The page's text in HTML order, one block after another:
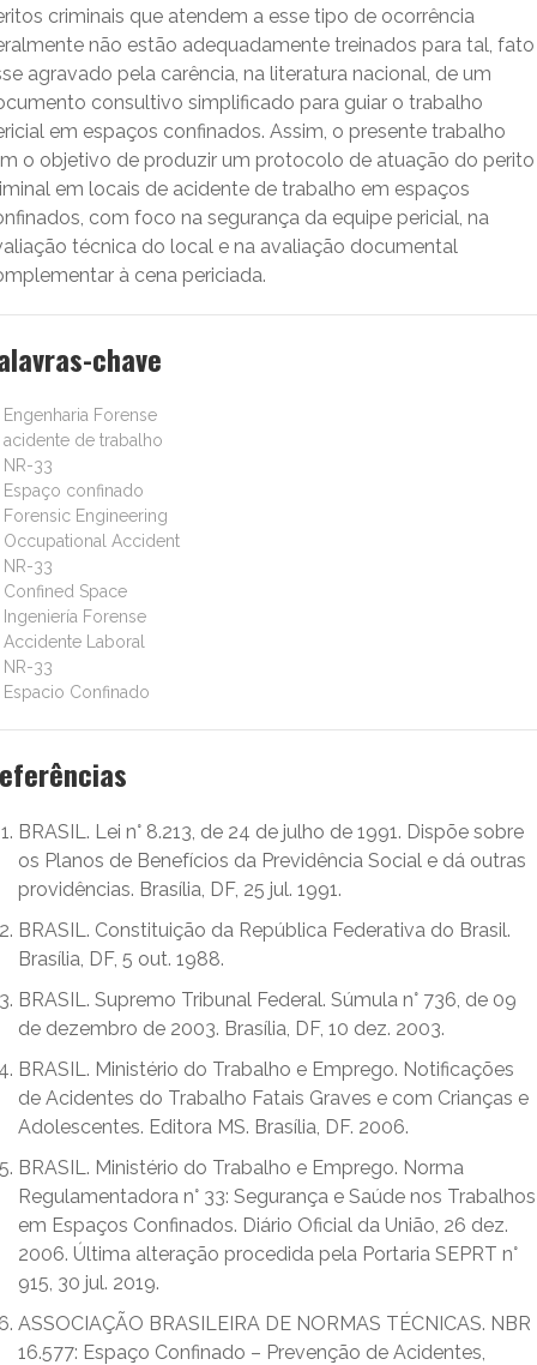
criminais que atendem a esse tipo de ocorrência
não estão adequadamente treinados para tal, fato
agravado pela carência, na literatura nacional, de um
consultivo simplificado para guiar o trabalho
em espaços confinados. Assim, o presente trabalho
o objetivo de produzir um protocolo de atuação do perito
em locais de acidente de trabalho em espaços
com foco na segurança da equipe pericial, na
técnica do local e na avaliação documental
à cena periciada.
chave
Engenharia Forense
acidente de trabalho
NR-33
Espaço confinado
Forensic Engineering
Occupational Accident
NR-33
Confined Space
Ingeniería Forense
Accidente Laboral
NR-33
Espacio Confinado
BRASIL. Lei n° 8.213, de 24 de julho de 1991. Dispõe sobre
os Planos de Benefícios da Previdência Social e dá outras
providências. Brasília, DF, 25 jul. 1991.
BRASIL. Constituição da República Federativa do Brasil.
Brasília, DF, 5 out. 1988.
BRASIL. Supremo Tribunal Federal. Súmula n° 736, de 09
de dezembro de 2003. Brasília, DF, 10 dez. 2003.
BRASIL. Ministério do Trabalho e Emprego. Notificações
de Acidentes do Trabalho Fatais Graves e com Crianças e
Adolescentes. Editora MS. Brasília, DF. 2006.
BRASIL. Ministério do Trabalho e Emprego. Norma
Regulamentadora n° 33: Segurança e Saúde nos Trabalhos
em Espaços Confinados. Diário Oficial da União, 26 dez.
2006. Última alteração procedida pela Portaria SEPRT n°
915, 30 jul. 2019.
ASSOCIAÇÃO BRASILEIRA DE NORMAS TÉCNICAS. NBR
16.577: Espaço Confinado – Prevenção de Acidentes,